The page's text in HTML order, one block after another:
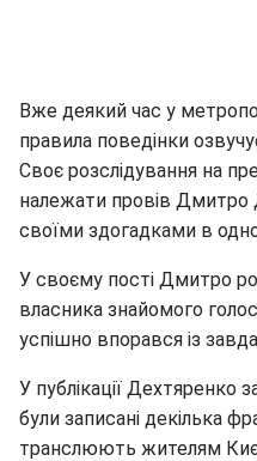
Вже деякий час у
правила поведінки
Своє розслідування на
належати провів Дмитро
своїми здогадками в
У своєму пості Дмитро
власника знайомого
успішно впорався із
У публікації Дехтяренко
були записані декілька
транслюють жителям